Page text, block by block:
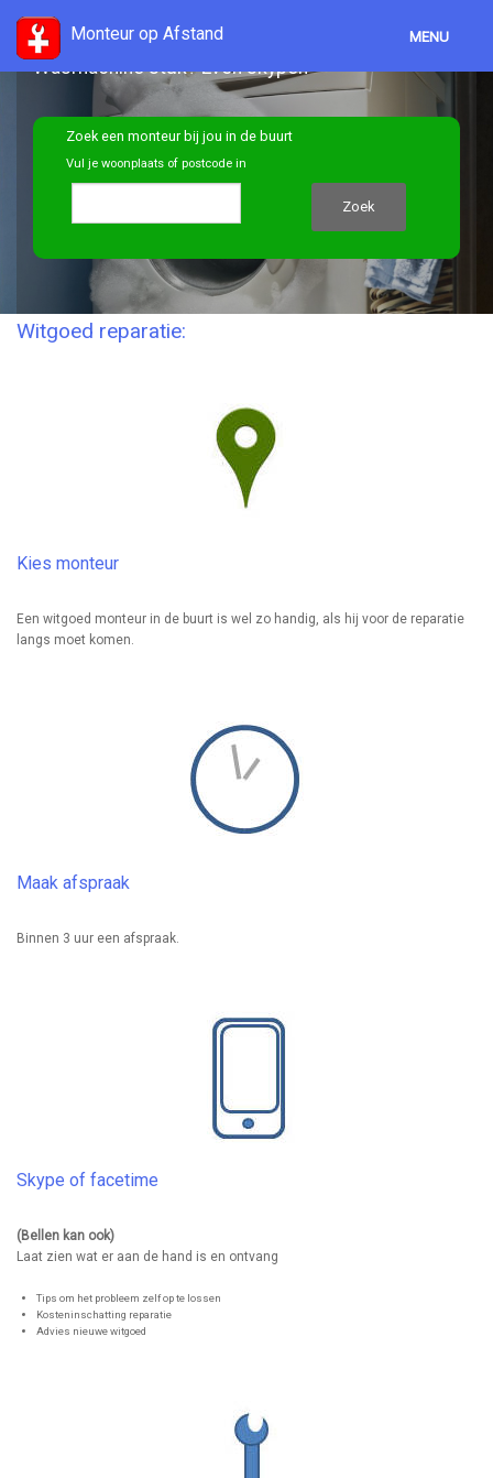
Monteur op Afstand MENU
Hoe werkt het
Voorbeelden
Producten
Wasmachine stuk? Even skypen
Zoek een monteur bij jou in de buurt
Vul je woonplaats of postcode in
Witgoed reparatie:
Kies monteur
Een witgoed monteur in de buurt is wel zo handig, als hij voor de reparatie
langs moet komen.
Maak afspraak
Binnen 3 uur een afspraak.
Skype of facetime
(Bellen kan ook)
Laat zien wat er aan de hand is en ontvang
Tips om het probleem zelf op te lossen
Kosteninschatting reparatie
Advies nieuwe witgoed